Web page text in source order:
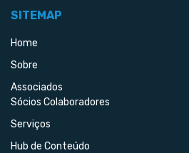
SITEMAP
Home
Sobre
Associados
Sócios Colaboradores
Serviços
Hub de Conteúdo